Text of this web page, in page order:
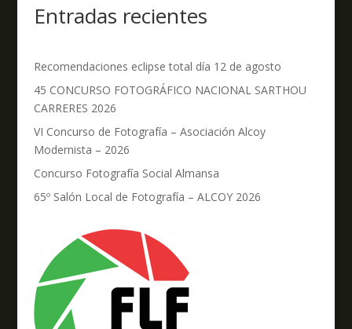
Entradas recientes
Recomendaciones eclipse total día 12 de agosto
45 CONCURSO FOTOGRÁFICO NACIONAL SARTHOU
CARRERES 2026
VI Concurso de Fotografía – Asociación Alcoy
Modernista – 2026
Concurso Fotografía Social Almansa
65º Salón Local de Fotografía – ALCOY 2026